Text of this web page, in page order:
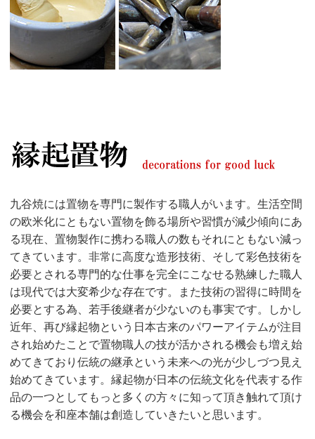
九谷焼には置物を専門に製作する職人がいます。生活空間
の欧米化にともない置物を飾る場所や習慣が減少傾向にあ
る現在、置物製作に携わる職人の数もそれにともない減っ
てきています。非常に高度な造形技術、そして彩色技術を
必要とされる専門的な仕事を完全にこなせる熟練した職人
は現代では大変希少な存在です。また技術の習得に時間を
必要とする為、若手後継者が少ないのも事実です。しかし
近年、再び縁起物という日本古来のパワーアイテムが注目
され始めたことで置物職人の技が活かされる機会も増え始
めてきており伝統の継承という未来への光が少しづつ見え
始めてきています。縁起物が日本の伝統文化を代表する作
品の一つとしてもっと多くの方々に知って頂き触れて頂け
る機会を和座本舗は創造していきたいと思います。